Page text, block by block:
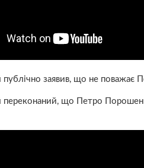
заявив, що не поважає
що Петро